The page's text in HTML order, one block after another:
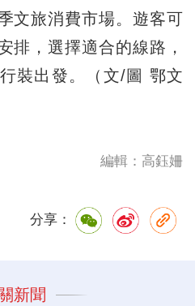
文旅消費市場。遊客可
排，選擇適合的線路，
裝出發。（文/圖 鄂文
編輯：高鈺姍
分享：
新聞